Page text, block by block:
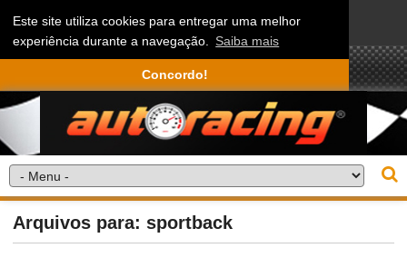
Este site utiliza cookies para entregar uma melhor
experiência durante a navegação. Saiba mais
Concordo!
Arquivos para: sportback